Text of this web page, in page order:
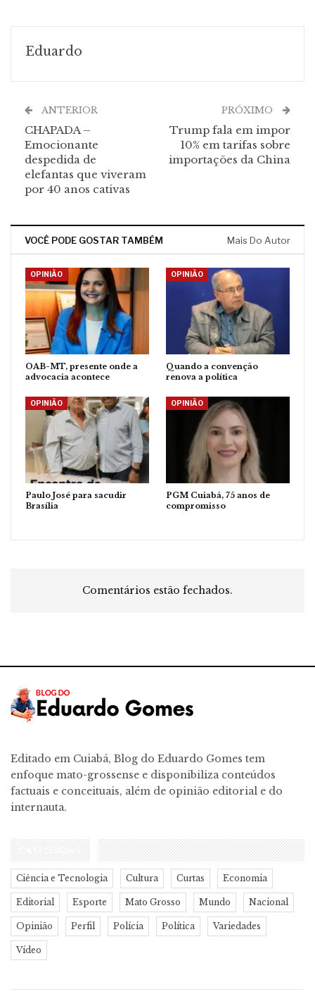
Eduardo
ANTERIOR
CHAPADA –
Emocionante
despedida de
elefantas que viveram
por 40 anos cativas
PRÓXIMO
Trump fala em impor
10% em tarifas sobre
importações da China
VOCÊ PODE GOSTAR TAMBÉM Mais Do Autor
OPINIÃO
OAB-MT, presente onde a
advocacia acontece
OPINIÃO
Quando a convenção
renova a política
OPINIÃO
Paulo José para sacudir
Brasília
OPINIÃO
PGM Cuiabá, 75 anos de
compromisso
Comentários estão fechados.
Editado em Cuiabá, Blog do Eduardo Gomes tem
enfoque mato-grossense e disponibiliza conteúdos
factuais e conceituais, além de opinião editorial e do
internauta.
CATEGORIAS
Ciência e Tecnologia Cultura Curtas Economia
Editorial Esporte Mato Grosso Mundo Nacional
Opinião Perfil Polícia Política Variedades
Vídeo